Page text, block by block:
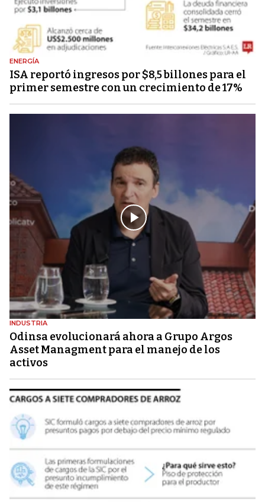
ENERGÍA
ISA reportó ingresos por $8,5 billones para el
primer semestre con un crecimiento de 17%
INDUSTRIA
Odinsa evolucionará ahora a Grupo Argos
Asset Managment para el manejo de los
activos